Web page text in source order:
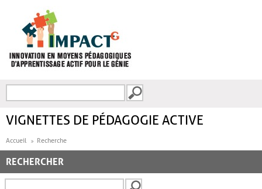
FORMULAIRE DE
VIGNETTES DE PÉDAGOGIE ACTIVE
Accueil Recherche
RECHERCHER